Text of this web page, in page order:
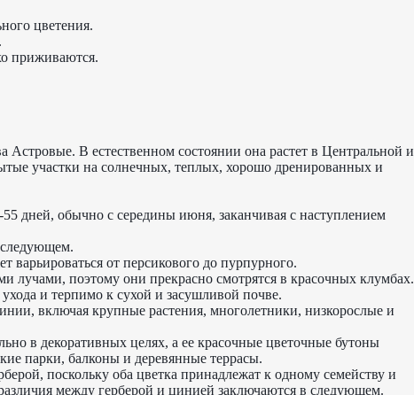
цветения.
приживаются.
Астровые. В естественном состоянии она растет в Центральной и
участки на солнечных, теплых, хорошо дренированных и
дней, обычно с середины июня, заканчивая с наступлением
варьироваться от персикового до пурпурного.
поэтому они прекрасно смотрятся в красочных клумбах.
ухода и терпимо к сухой и засушливой почве.
включая крупные растения, многолетники, низкорослые и
в декоративных целях, а ее красочные цветочные бутоны
парки, балконы и деревянные террасы.
поскольку оба цветка принадлежат к одному семейству и
между герберой и цинией заключаются в следующем.